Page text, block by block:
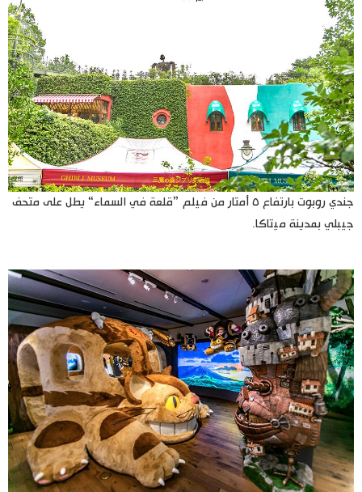
جندي روبوت بارتفاع ٥ أمتار من فيلم ”قلعة في السماء“ يطل على متحف
جيبلي بمدينة ميتاكا.